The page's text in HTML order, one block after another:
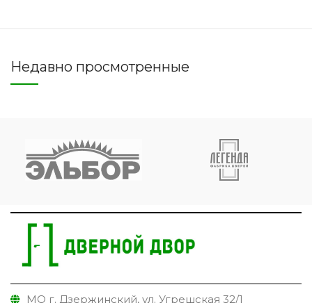
Недавно просмотренные
МО г. Дзержинский, ул. Угрешская 32/1